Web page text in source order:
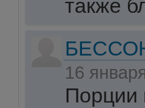
также
16
Порции